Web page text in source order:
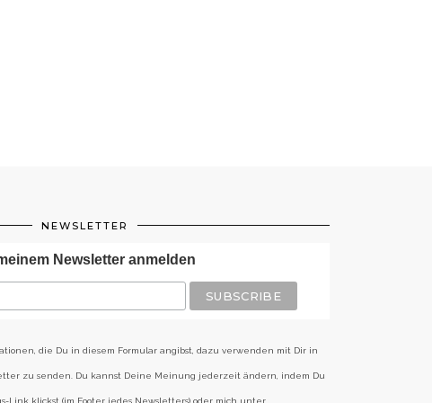
NEWSLETTER
Newsletter anmelden
die Du in diesem Formular angibst, dazu verwenden mit Dir in
zu senden. Du kannst Deine Meinung jederzeit ändern, indem Du
Link klickst (im Footer jedes Newsletters) oder mich unter